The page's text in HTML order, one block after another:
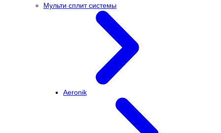
Мульти сплит системы
Aeronik